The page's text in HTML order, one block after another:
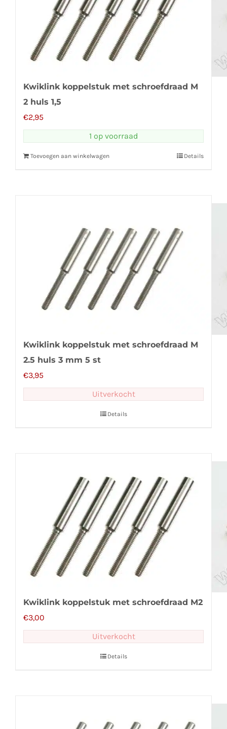
Kwiklink koppelstuk met schroefdraad M
2 huls 1,5
€2,95
1 op voorraad
Toevoegen aan winkelwagen Details
Kwiklink koppelstuk met schroefdraad M
2.5 huls 3 mm 5 st
€3,95
Uitverkocht
Details
Kwiklink koppelstuk met schroefdraad M2
€3,00
Uitverkocht
Details